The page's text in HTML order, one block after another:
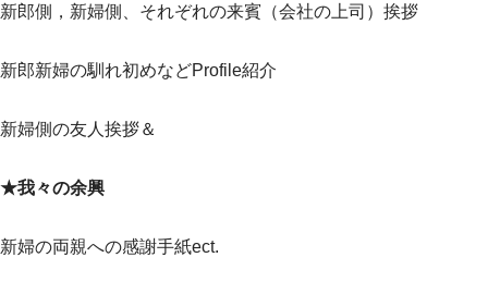
新郎側，新婦側、それぞれの来賓（会社の上司）挨拶
新郎新婦の馴れ初めなどProfile紹介
新婦側の友人挨拶＆
★我々の余興
新婦の両親への感謝手紙ect.